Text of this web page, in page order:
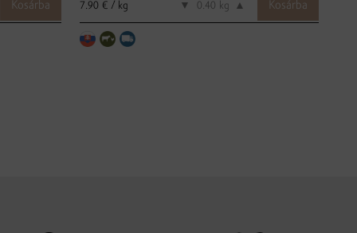
7.90 € / kg ▼ kg ▲